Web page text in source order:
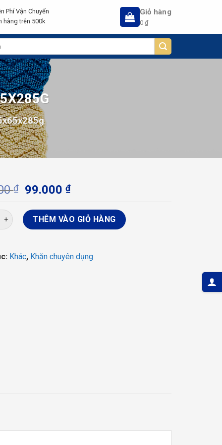
Phí Vận Chuyển
hàng trên 500k
Giỏ hàng
0₫
₫
Giá
gốc
là:
149.000 ₫.
99.000₫Giá
hiện
tại
là:
Chân ZicZac Thiện Phú 45x65x285g số lượng
THÊM VÀO GIỎ HÀNG
Khác, Khăn chuyên dụng